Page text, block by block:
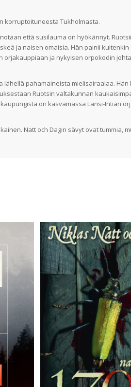
korruptoituneesta Tukholmasta.
että susilauma on hyökännyt.
ja naisen omaisia. Hän painii kuitenkin
orjakauppiaan ja nykyisen orpokodin
lähellä pahamaineista mielisairaalaa. Hän
Ruotsin valtakunnan
on kasvamassa Länsi-Intian
Natt och Dagin sävyt ovat tummia,